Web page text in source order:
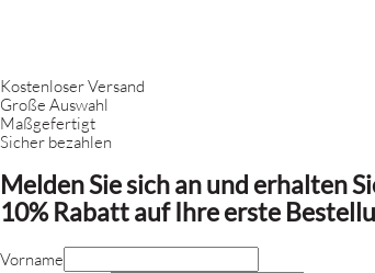
Kostenloser Versand
Große Auswahl
Maßgefertigt
Sicher bezahlen
Melden Sie sich an und erhalten
10% Rabattauf Ihre erste
Vorname